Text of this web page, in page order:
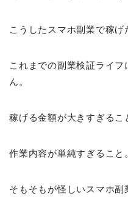
こうしたスマホ副業で稼
これまでの副業検証ライ
ん。
稼げる金額が大きすぎるこ
作業内容が単純すぎること
そもそもが怪しいスマホ副